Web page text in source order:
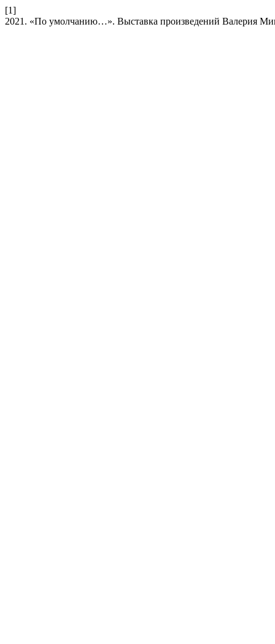
[1]
2021. «По умолчанию…». Выставка произведений Валерия